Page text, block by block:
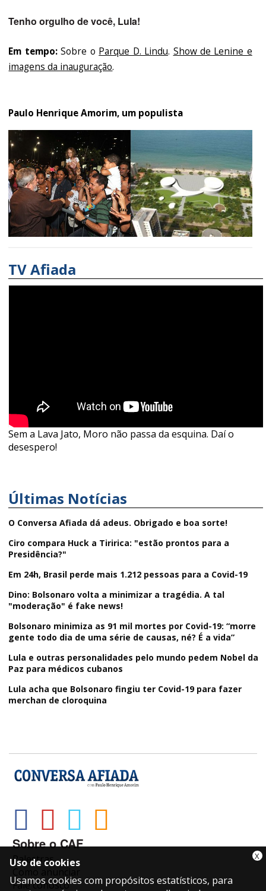
Tenho orgulho de você, Lula!
Em tempo:Sobre o Parque D. Lindu. Show de Lenine e
imagens da inauguração.
Paulo Henrique Amorim, um populista
TV Afiada
Sem a Lava Jato, Moro não passa da esquina. Daí o
desespero!
Últimas Notícias
O Conversa Afiada dá adeus. Obrigado e boa sorte!
Ciro compara Huck a Tiririca: "estão prontos para a
Presidência?"
Em 24h, Brasil perde mais 1.212 pessoas para a Covid-19
Dino: Bolsonaro volta a minimizar a tragédia. A tal
"moderação" é fake news!
Bolsonaro minimiza as 91 mil mortes por Covid-19: “morre
gente todo dia de uma série de causas, né? É a vida”
Lula e outras personalidades pelo mundo pedem Nobel da
Paz para médicos cubanos
Lula acha que Bolsonaro fingiu ter Covid-19 para fazer
merchan de cloroquina
Sobre o CAF
Palestras
Fale conosco
X
Uso de cookies
Usamos cookies com propósitos estatísticos, para